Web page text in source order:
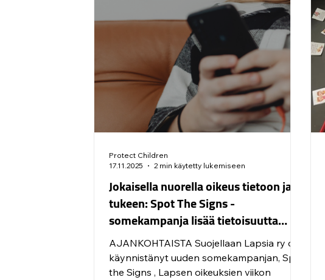
toipumiseen. Suojellaan Lapsia ry jatkaa
merkitykselliseksi koettua You Are Not
Alone™ –vertaistukitoimintaa
lapsuudessaan seksuaaliväkivaltaa
kokeneille 18–29-vuotiaille nuorten
aikuisten hy
Jokaisella nuorella oikeus tietoon ja
tukeen: Spot The Signs -
somekampanja lisää tietoisuutta
verkossa tapahtuvasta
seksuaaliväkivallasta
AJANKOHTAISTA Suojellaan Lapsia ry on
käynnistänyt uuden somekampanjan, Spot
the Signs , Lapsen oikeuksien viikon
Protect Children
17.11.2025
2 min käytetty lukemiseen